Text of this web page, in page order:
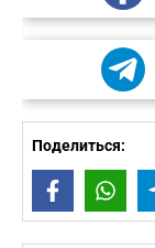
Поделиться:
Facebook